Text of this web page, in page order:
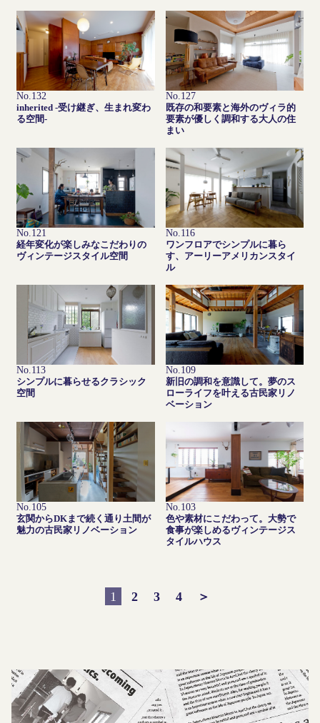
No.132
inherited -受け継ぎ、生まれ変わ
る空間-
No.127
既存の和要素と海外のヴィラ的
要素が優しく調和する大人の住
まい
No.121
経年変化が楽しみなこだわりの
ヴィンテージスタイル空間
No.116
ワンフロアでシンプルに暮ら
す、アーリーアメリカンスタイ
ル
No.113
シンプルに暮らせるクラシック
空間
No.109
新旧の調和を意識して。夢のス
ローライフを叶える古民家リノ
ベーション
No.105
玄関からDKまで続く通り土間が
魅力の古民家リノベーション
No.103
色や素材にこだわって。大勢で
食事が楽しめるヴィンテージス
タイルハウス
1 2 3 4 ＞